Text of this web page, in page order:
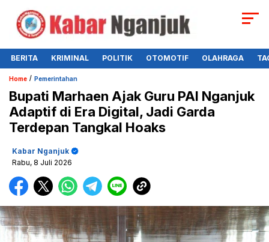
BERITA KRIMINAL POLITIK OTOMOTIF OLAHRAGA
Home / Pemerintahan
Bupati Marhaen Ajak Guru PAI Nganjuk
Adaptif di Era Digital, Jadi Garda
Terdepan Tangkal Hoaks
Kabar Nganjuk
Rabu, 8 Juli 2026